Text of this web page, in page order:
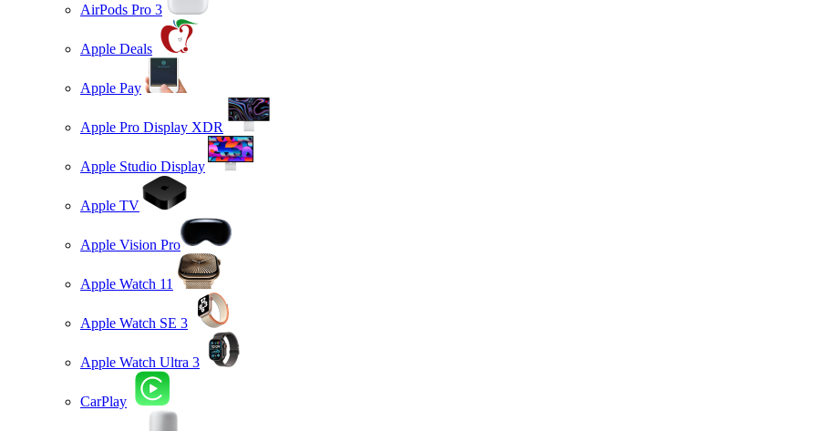
AirPods Pro 3
Apple Deals
Apple Pay
Apple Pro Display XDR
Apple Studio Display
Apple TV
Apple Vision Pro
Apple Watch 11
Apple Watch SE 3
Apple Watch Ultra 3
CarPlay